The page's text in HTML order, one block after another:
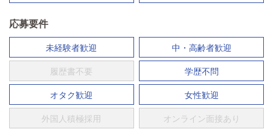
応募要件
未経験者歓迎 中・高齢者歓迎
履歴書不要 学歴不問
オタク歓迎 女性歓迎
外国人積極採用 オンライン面接あり